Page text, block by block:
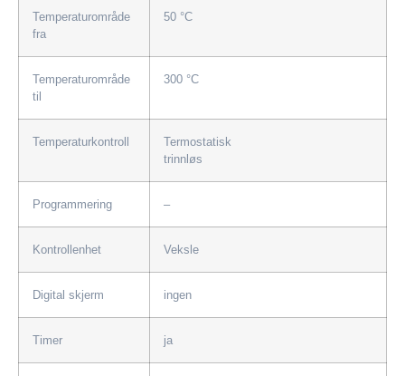
Temperaturområde
fra
50 °C
Temperaturområde
til
300 °C
Temperaturkontroll
Termostatisk
trinnløs
Programmering –
Kontrollenhet Veksle
Digital skjerm ingen
Timer ja